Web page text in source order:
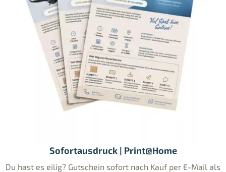
Sofortausdruck | Print@Home
Du hast es eilig? Gutschein sofort nach Kauf per E-Mail als